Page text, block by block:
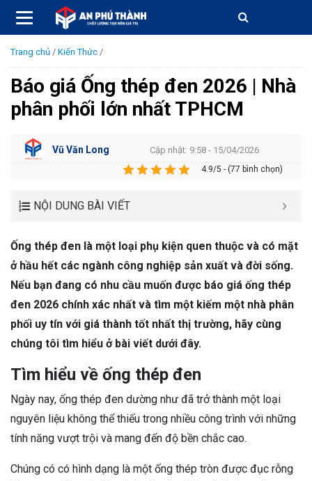
Trang chủ / Kiến Thức /
Báo giá Ống thép đen 2026 | Nhà
phân phối lớn nhất TPHCM
Vũ Văn Long Cập nhật: 9:58 - 15/04/2026
4.9/5 - (77 bình chọn)
NỘI DUNG BÀI VIẾT
Ống thép đen là một loại phụ kiện quen thuộc và có mặt
ở hầu hết các ngành công nghiệp sản xuất và đời sống.
Nếu bạn đang có nhu cầu muốn được báo giá ống thép
đen 2026 chính xác nhất và tìm một kiếm một nhà phân
phối uy tín với giá thành tốt nhất thị trường, hãy cùng
chúng tôi tìm hiểu ở bài viết dưới đây.
Tìm hiểu về ống thép đen
Ngày nay, ống thép đen dường như đã trở thành một loại
nguyên liệu không thể thiếu trong nhiều công trình với những
tính năng vượt trội và mang đến độ bền chắc cao.
Chúng có có hình dạng là một ống thép tròn được đục rỗng